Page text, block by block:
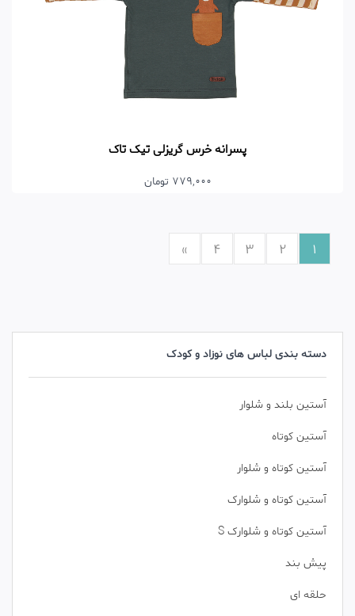
دسته بندی لباس های نوزاد و کودک
آستین بلند و شلوار
آستین کوتاه
آستین کوتاه و شلوار
آستین کوتاه و شلوارک
آستین کوتاه و شلوارک S
پیش بند
حلقه ای
پسرانه خرس گریزلی تیک تاک
779,000 تومان
1
2
3
4
»